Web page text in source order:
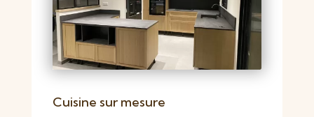
Cuisine sur mesure